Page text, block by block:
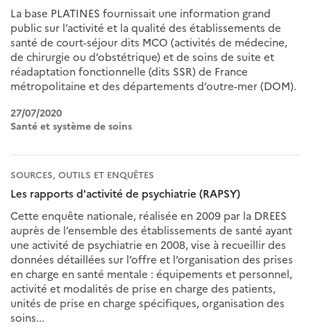
La base PLATINES fournissait une information grand
public sur l’activité et la qualité des établissements de
santé de court-séjour dits MCO (activités de médecine,
de chirurgie ou d’obstétrique) et de soins de suite et
réadaptation fonctionnelle (dits SSR) de France
métropolitaine et des départements d’outre-mer (DOM).
27/07/2020
Santé et système de soins
SOURCES, OUTILS ET ENQUÊTES
Les rapports d'activité de psychiatrie (RAPSY)
Cette enquête nationale, réalisée en 2009 par la DREES
auprès de l’ensemble des établissements de santé ayant
une activité de psychiatrie en 2008, vise à recueillir des
données détaillées sur l’offre et l’organisation des prises
en charge en santé mentale : équipements et personnel,
activité et modalités de prise en charge des patients,
unités de prise en charge spécifiques, organisation des
soins...